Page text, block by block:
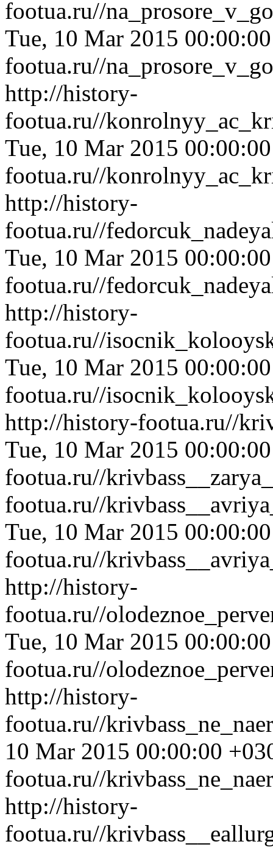
footua.ru//
Tue, 10 Mar 2015
footua.ru//
http://history-
footua.ru//
Tue, 10 Mar 2015
footua.ru//
http://history-
footua.ru//
Tue, 10 Mar 2015
footua.ru//
http://history-
footua.ru//
Tue, 10 Mar 2015
footua.ru//
http://history-footua.ru//
Tue, 10 Mar 2015
footua.ru//
footua.ru//
Tue, 10 Mar 2015
footua.ru//
http://history-
footua.ru//
Tue, 10 Mar 2015
footua.ru//
http://history-
footua.ru//
10 Mar 2015 00:00:00
footua.ru//
http://history-
footua.ru//